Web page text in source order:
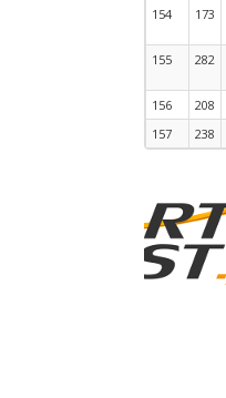
154 173
155 282
156 208
157
238